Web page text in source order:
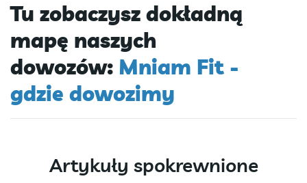
Tu zobaczysz dokładną
mapę naszych
dowozów: Mniam Fit -
gdzie dowozimy
Artykuły spokrewnione